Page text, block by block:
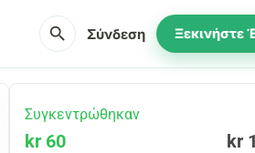
search Σύνδεση Ξεκινήστε
Συγκεντρώθηκαν
kr 60 kr